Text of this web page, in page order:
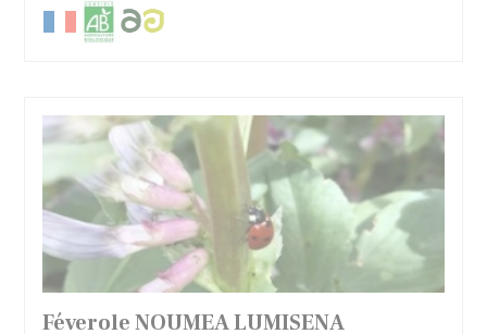
Féverole NOUMEA LUMISENA